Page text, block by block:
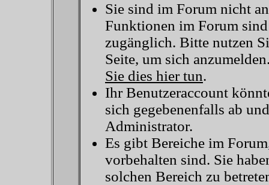
Sie sind im Forum nicht
Funktionen im Forum
zugänglich. Bitte nutzen
Seite, um sich
Sie dies hier tun.
Ihr Benutzeraccount
sich gegebenenfalls ab
Administrator.
Es gibt Bereiche im
vorbehalten sind. Sie
solchen Bereich zu